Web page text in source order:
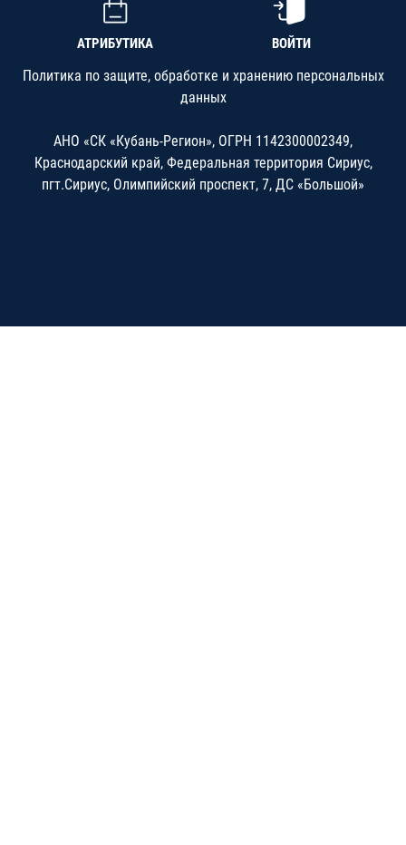
АТРИБУТИКА ВОЙТИ
Политика по защите, обработке и хранению персональных
данных
АНО «СК «Кубань-Регион», ОГРН 1142300002349,
Краснодарский край, Федеральная территория Сириус,
пгт.Сириус, Олимпийский проспект, 7, ДС «Большой»